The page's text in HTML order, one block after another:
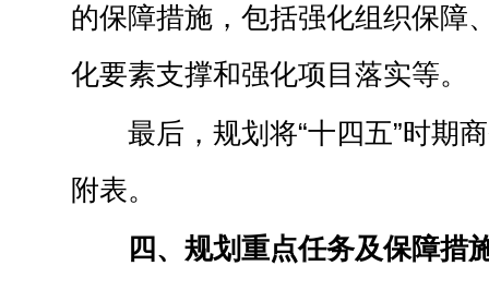
的保障措施，包括强化组织保障
化要素支撑和强化项目落实等。
最后，规划将“十四五”时期
附表。
四、规划重点任务及保障措